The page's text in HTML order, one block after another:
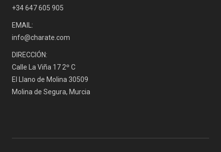
+34 647 605 905
EMAIL:
info@charate.com
DIRECCIÓN:
Calle La Viña 17 2º C
El Llano de Molina 30509
Molina de Segura, Murcia